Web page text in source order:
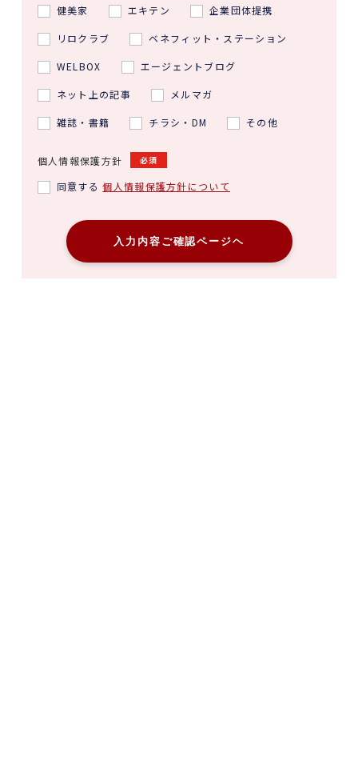
健美家 エキテン 企業団体提携
リロクラブ ベネフィット・ステーション
WELBOX エージェントブログ
ネット上の記事 メルマガ
雑誌・書籍 チラシ・DM その他
個人情報保護方針 必須
同意する 個人情報保護方針について